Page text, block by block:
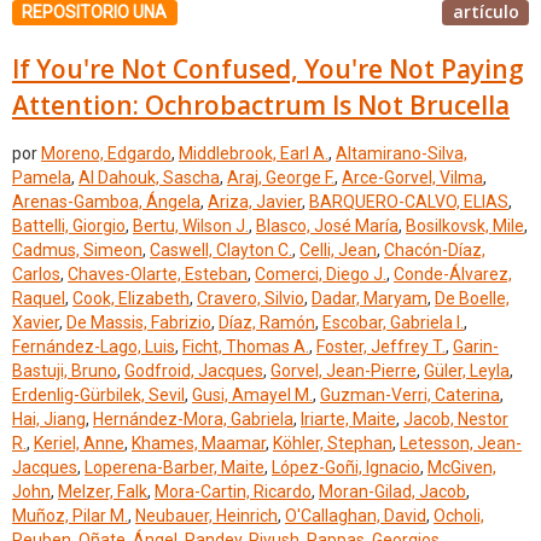
REPOSITORIO UNA artículo
If You're Not Confused, You're Not Paying
Attention: Ochrobactrum Is Not Brucella
por Moreno, Edgardo, Middlebrook, Earl A., Altamirano-Silva,
Pamela, Al Dahouk, Sascha, Araj, George F., Arce-Gorvel, Vilma,
Arenas-Gamboa, Ángela, Ariza, Javier, BARQUERO-CALVO, ELIAS,
Battelli, Giorgio, Bertu, Wilson J., Blasco, José María, Bosilkovsk, Mile,
Cadmus, Simeon, Caswell, Clayton C., Celli, Jean, Chacón-Díaz,
Carlos, Chaves-Olarte, Esteban, Comerci, Diego J., Conde-Álvarez,
Raquel , Cook, Elizabeth, Cravero, Silvio, Dadar, Maryam, De Boelle,
Xavier, De Massis, Fabrizio, Díaz, Ramón, Escobar, Gabriela I.,
Fernández-Lago, Luis, Ficht, Thomas A., Foster, Jeffrey T., Garin-
Bastuji, Bruno, Godfroid, Jacques, Gorvel, Jean-Pierre, Güler, Leyla,
Erdenlig-Gürbilek, Sevil , Gusi, Amayel M., Guzman-Verri, Caterina,
Hai, Jiang, Hernández-Mora, Gabriela, Iriarte, Maite, Jacob, Nestor
R., Keriel, Anne, Khames, Maamar, Köhler, Stephan, Letesson, Jean-
Jacques, Loperena-Barber, Maite, López-Goñi, Ignacio, McGiven,
John, Melzer, Falk, Mora-Cartin, Ricardo, Moran-Gilad, Jacob,
Muñoz, Pilar M., Neubauer, Heinrich, O'Callaghan, David, Ocholi,